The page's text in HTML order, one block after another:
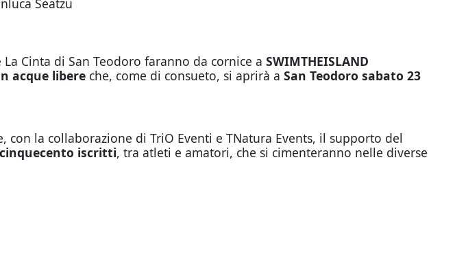
Seatzu
Cinta di San Teodoro faranno da cornice a SWIMTHEISLAND
acque libere che, come di consueto, si aprirà a San Teodoro sabato 23
la collaborazione di TriO Eventi e TNatura Events, il supporto del
cinquecento iscritti, tra atleti e amatori, che si cimenteranno nelle diverse